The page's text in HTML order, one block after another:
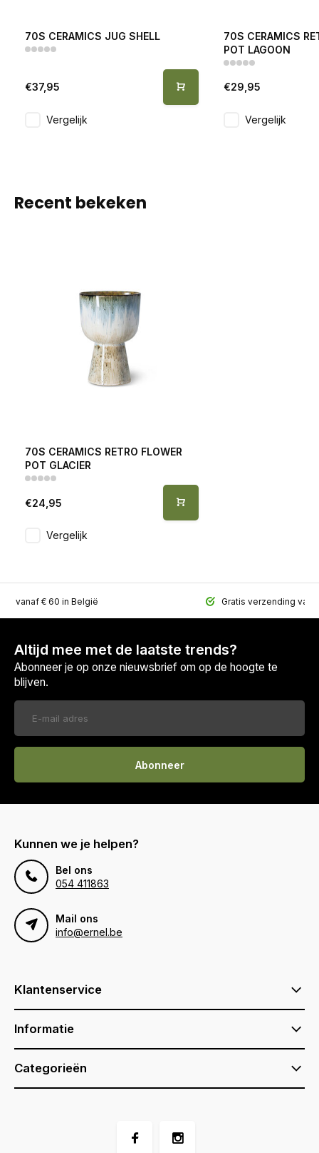
70S CERAMICS JUG SHELL
€37,95
Vergelijk
70S CERAMICS
POT LAGOON
€29,95
Vergelijk
Recent bekeken
70S CERAMICS RETRO FLOWER
POT GLACIER
€24,95
Vergelijk
vanaf € 60 in België Gratis verzending
Altijd mee met de laatste trends?
Abonneer je op onze nieuwsbrief om op de hoogte te
blijven.
Abonneer
Kunnen we je helpen?
Bel ons
054 411863
Mail ons
info@ernel.be
Klantenservice
Informatie
Categorieën